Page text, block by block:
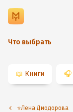
Что выбрать
📖 Книги 🎧
⭐️Лена Диодорова